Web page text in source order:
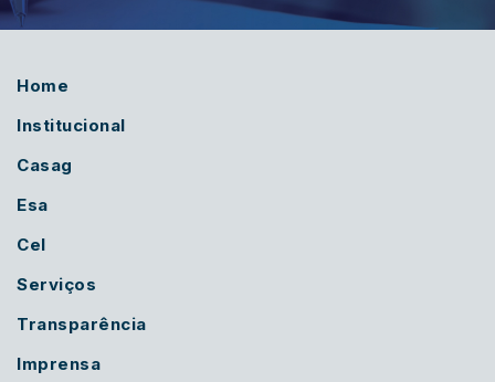
Home
Institucional
Casag
Esa
Cel
Serviços
Transparência
Imprensa